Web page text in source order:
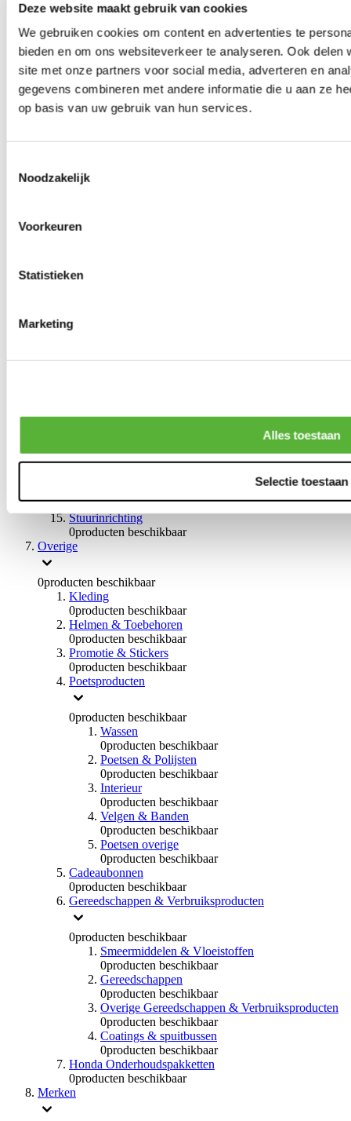
Deze website maakt gebruik van cookies
We gebruiken cookies om content en advertenties te
bieden en om ons websiteverkeer te analyseren. Ook
site met onze partners voor social media, adverteren en
gegevens combineren met andere informatie die u aan ze
op basis van uw gebruik van hun services.
Noodzakelijk
Voorkeuren
Statistieken
Marketing
Alles toestaan
Selectie toestaan
0producten beschikbaar
Spoorverbreders
0producten beschikbaar
Wielmoeren
0producten beschikbaar
Draadeinden
0 producten beschikbaar
0producten beschikbaar
0producten beschikbaar
0producten beschikbaar
Remmen overige
0producten beschikbaar
Stuurinrichting
0producten beschikbaar
Overige
0producten beschikbaar
Kleding
0producten beschikbaar
Helmen & Toebehoren
0producten beschikbaar
Promotie & Stickers
0producten beschikbaar
Poetsproducten
0producten beschikbaar
Wassen
0producten beschikbaar
Poetsen & Polijsten
0producten beschikbaar
Interieur
0producten beschikbaar
Velgen & Banden
0producten beschikbaar
Poetsen overige
0producten beschikbaar
Cadeaubonnen
0producten beschikbaar
Gereedschappen & Verbruiksproducten
0producten beschikbaar
Smeermiddelen & Vloeistoffen
0producten beschikbaar
Gereedschappen
0producten beschikbaar
Overige Gereedschappen & Verbruiksproducten
0producten beschikbaar
Coatings & spuitbussen
0producten beschikbaar
Honda Onderhoudspakketten
0producten beschikbaar
Merken